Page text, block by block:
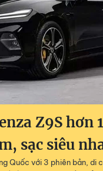
Z9S hơn
sạc siêu
Quốc với 3 phiên bản, di